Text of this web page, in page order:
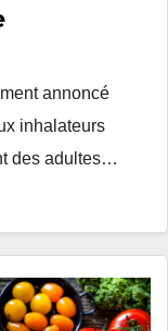
annoncé
inhalateurs
des adultes…